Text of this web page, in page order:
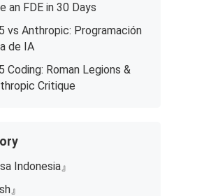
an FDE in 30 Days
vs Anthropic: Programación
de IA
Coding: Roman Legions &
Critique
Indonesia』
』